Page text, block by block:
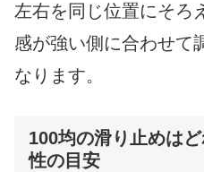
左右を同じ位置にそろ
感が強い側に合わせて
なります。
100均の滑り止めは
性の目安